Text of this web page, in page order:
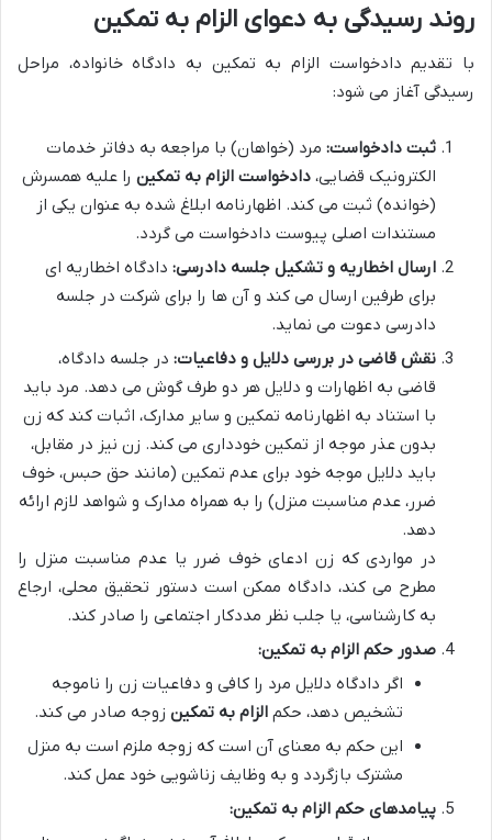
روند رسیدگی به دعوای الزام به تمکین
با تقدیم دادخواست الزام به تمکین به دادگاه خانواده، مراحل
رسیدگی آغاز می شود:
ثبت دادخواست: مرد (خواهان) با مراجعه به دفاتر خدمات
الکترونیک قضایی، دادخواست الزام به تمکین را علیه همسرش
(خوانده) ثبت می کند. اظهارنامه ابلاغ شده به عنوان یکی از
مستندات اصلی پیوست دادخواست می گردد.
ارسال اخطاریه و تشکیل جلسه دادرسی: دادگاه اخطاریه ای
برای طرفین ارسال می کند و آن ها را برای شرکت در جلسه
دادرسی دعوت می نماید.
نقش قاضی در بررسی دلایل و دفاعیات: در جلسه دادگاه،
قاضی به اظهارات و دلایل هر دو طرف گوش می دهد. مرد باید
با استناد به اظهارنامه تمکین و سایر مدارک، اثبات کند که زن
بدون عذر موجه از تمکین خودداری می کند. زن نیز در مقابل،
باید دلایل موجه خود برای عدم تمکین (مانند حق حبس، خوف
ضرر، عدم مناسبت منزل) را به همراه مدارک و شواهد لازم ارائه
دهد.
در مواردی که زن ادعای خوف ضرر یا عدم مناسبت منزل را
مطرح می کند، دادگاه ممکن است دستور تحقیق محلی، ارجاع
به کارشناسی، یا جلب نظر مددکار اجتماعی را صادر کند.
صدور حکم الزام به تمکین:
اگر دادگاه دلایل مرد را کافی و دفاعیات زن را ناموجه
تشخیص دهد، حکم الزام به تمکین زوجه صادر می کند.
این حکم به معنای آن است که زوجه ملزم است به منزل
مشترک بازگردد و به وظایف زناشویی خود عمل کند.
پیامدهای حکم الزام به تمکین: